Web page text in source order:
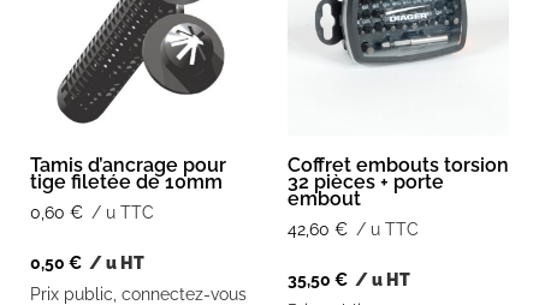
Tamis d’ancrage pour
tige filetée de 10mm
0,60 € / u TTC
0,50 € / u HT
Prix public, connectez-vous
Coffret embouts torsion
32 pièces + porte
embout
42,60 € / u TTC
35,50 € / u HT